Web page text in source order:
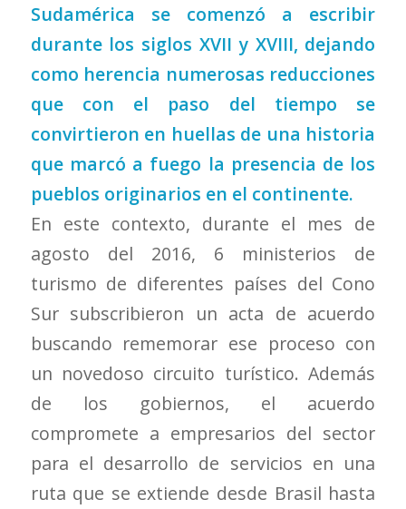
Sudamérica se comenzó a escribir
durante los siglos XVII y XVIII, dejando
como herencia numerosas reducciones
que con el paso del tiempo se
convirtieron en huellas de una historia
que marcó a fuego la presencia de los
pueblos originarios en el continente.
En este contexto, durante el mes de
agosto del 2016, 6 ministerios de
turismo de diferentes países del Cono
Sur subscribieron un acta de acuerdo
buscando rememorar ese proceso con
un novedoso circuito turístico. Además
de los gobiernos, el acuerdo
compromete a empresarios del sector
para el desarrollo de servicios en una
ruta que se extiende desde Brasil hasta